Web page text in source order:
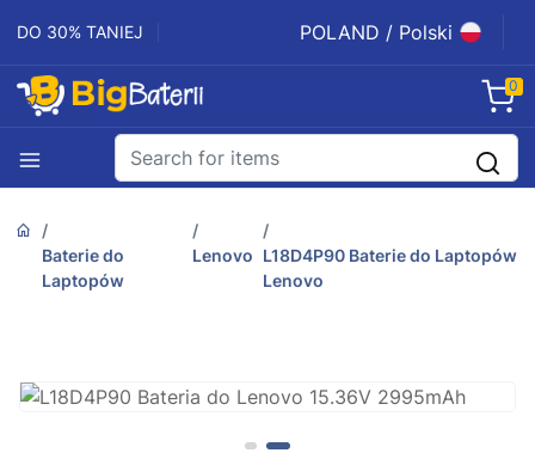
DO 30% TANIEJ POLAND / Polski
0
Baterie do
Laptopów
Lenovo L18D4P90 Baterie do Laptopów
Lenovo